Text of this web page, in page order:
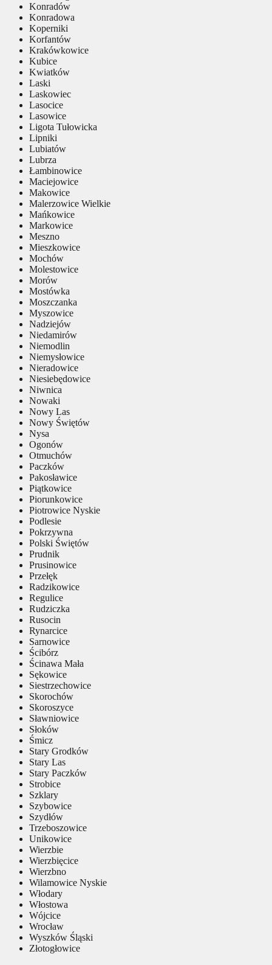
Konradów
Konradowa
Koperniki
Korfantów
Krakówkowice
Kubice
Kwiatków
Laski
Laskowiec
Lasocice
Lasowice
Ligota Tułowicka
Lipniki
Lubiatów
Lubrza
Łambinowice
Maciejowice
Makowice
Malerzowice Wielkie
Mańkowice
Markowice
Meszno
Mieszkowice
Mochów
Molestowice
Morów
Mostówka
Moszczanka
Myszowice
Nadziejów
Niedamirów
Niemodlin
Niemysłowice
Nieradowice
Niesiebędowice
Niwnica
Nowaki
Nowy Las
Nowy Świętów
Nysa
Ogonów
Otmuchów
Paczków
Pakosławice
Piątkowice
Piorunkowice
Piotrowice Nyskie
Podlesie
Pokrzywna
Polski Świętów
Prudnik
Prusinowice
Przełęk
Radzikowice
Regulice
Rudziczka
Rusocin
Rynarcice
Sarnowice
Ścibórz
Ścinawa Mała
Sękowice
Siestrzechowice
Skorochów
Skoroszyce
Sławniowice
Słoków
Śmicz
Stary Grodków
Stary Las
Stary Paczków
Strobice
Szklary
Szybowice
Szydłów
Trzeboszowice
Unikowice
Wierzbie
Wierzbięcice
Wierzbno
Wilamowice Nyskie
Włodary
Włostowa
Wójcice
Wrocław
Wyszków Śląski
Złotogłowice